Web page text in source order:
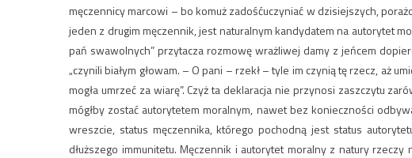
męczennicy marcowi – bo komuż zadośćuczyniać w dzisiejszych,
jeden z drugim męczennik, jest naturalnym kandydatem na autorytet
pań swawolnych” przytacza rozmowę wrażliwej damy z jeńcem
„czynili białym głowam. – O pani – rzekł – tyle im czynią tę rzecz, aż
mogła umrzeć za wiarę”. Czyż ta deklaracja nie przynosi zaszczytu
mógłby zostać autorytetem moralnym, nawet bez konieczności
wreszcie, status męczennika, którego pochodną jest status
dłuższego immunitetu. Męczennik i autorytet moralny z natury